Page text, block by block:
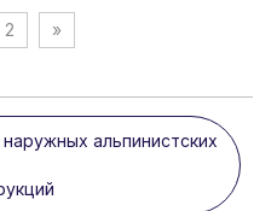
2 »
альпинистских